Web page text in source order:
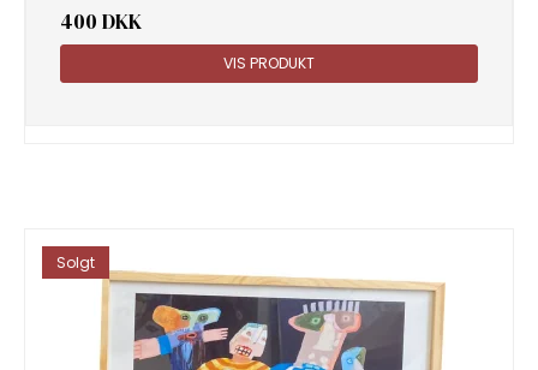
400 DKK
VIS PRODUKT
Solgt